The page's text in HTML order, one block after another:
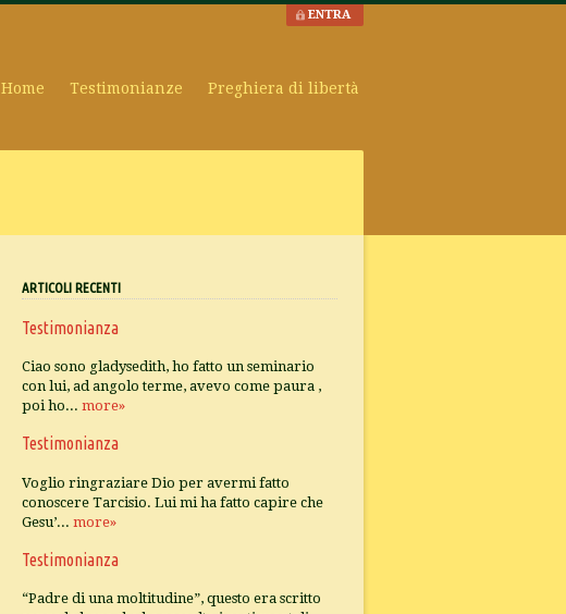
ENTRA
Home Testimonianze Preghiera di libertà
ARTICOLI RECENTI
Testimonianza
Ciao sono gladysedith, ho fatto un seminario
con lui, ad angolo terme, avevo come paura ,
poi ho...more»
Testimonianza
Voglio ringraziare Dio per avermi fatto
conoscere Tarcisio. Lui mi ha fatto capire che
Gesu’...more»
Testimonianza
“Padre di una moltitudine”, questo era scritto